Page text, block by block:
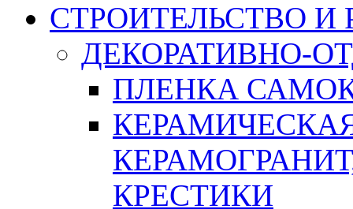
СТРОИТЕЛЬСТВО И
ДЕКОРАТИВНО-
ПЛЕНКА
КРЕСТИКИ